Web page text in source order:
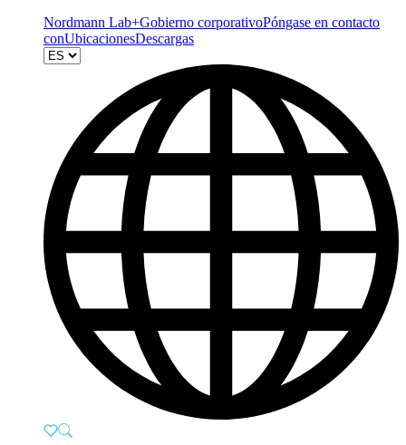
Nordmann Lab+Gobierno corporativoPóngase en contacto
conUbicacionesDescargas